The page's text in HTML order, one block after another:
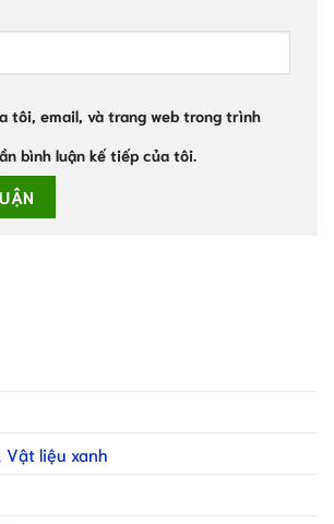
tôi, email, và trang web trong trình
bình luận kế tiếp của tôi.
liệu xanh